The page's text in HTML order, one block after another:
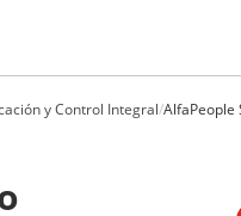
y Control Integral/AlfaPeople